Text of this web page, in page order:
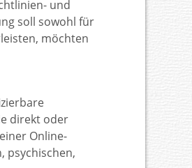
und
soll sowohl für
möchten
direkt oder
Online-
psychischen,